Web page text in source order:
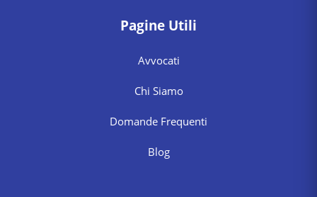
Pagine Utili
Avvocati
Chi Siamo
Domande Frequenti
Blog